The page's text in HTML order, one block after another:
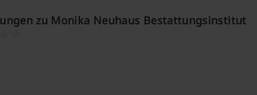
zu Monika Neuhaus Bestattungsinstitut